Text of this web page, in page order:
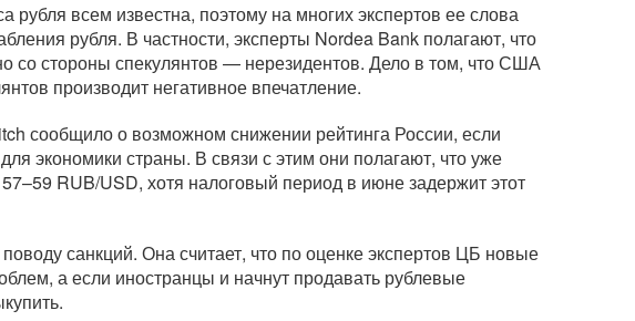
рубля всем известна, поэтому на многих экспертов ее слова
рубля. В частности, эксперты Nordea Bank полагают, что
со стороны спекулянтов — нерезидентов. Дело в том, что США
производит негативное впечатление.
сообщило о возможном снижении рейтинга России, если
экономики страны. В связи с этим они полагают, что уже
RUB/USD, хотя налоговый период в июне задержит этот
санкций. Она считает, что по оценке экспертов ЦБ новые
а если иностранцы и начнут продавать рублевые